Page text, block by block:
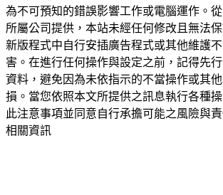
為不可預知的錯誤影響工作或電腦運作。
所屬公司提供，本站未經任何修改且無法
新版程式中自行安插廣告程式或其他維護
害。在進行任何操作與設定之前，記得先
資料，避免因為未依指示的不當操作或其
損。當您依照本文所提供之訊息執行各種
此注意事項並同意自行承擔可能之風險與責
相關資訊